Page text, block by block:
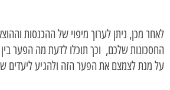
לאחר מכן, ניתן לערוך מיפוי של ההכנסות
החסכונות שלכם, וכך תוכלו לדעת מה הפער
על מנת לצמצם את הפער הזה ולהגיע ליעדים